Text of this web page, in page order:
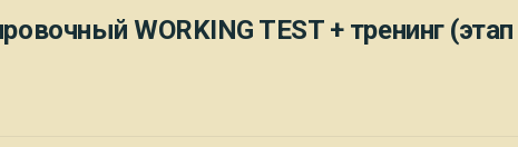
WORKING TEST + тренинг